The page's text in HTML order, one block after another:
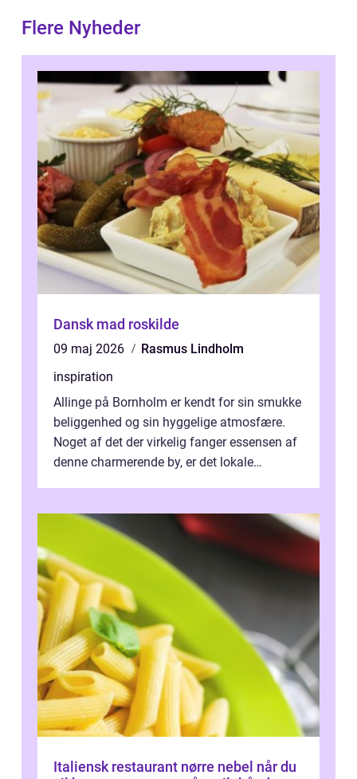
Flere Nyheder
Dansk mad roskilde
09 maj 2026
Rasmus Lindholm
inspiration
Allinge på Bornholm er kendt for sin smukke
beliggenhed og sin hyggelige atmosfære.
Noget af det der virkelig fanger essensen af
denne charmerende by, er det lokale
Italiensk restaurant nørre nebel når du